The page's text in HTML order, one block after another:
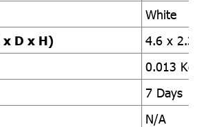
White
x D x H)
4.6 x 2.3
0.013 Kg.
7 Days
N/A